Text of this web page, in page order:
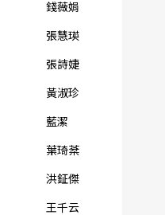
錢薇娟
張慧瑛
張詩婕
黃淑珍
藍潔
葉琦棻
洪鉦傑
王千云